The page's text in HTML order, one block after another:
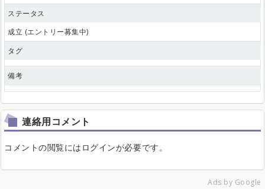
ステータス
成立 (エントリー募集中)
タグ
備考
連絡用コメント
コメントの閲覧にはログインが必要です。
Ads by Google